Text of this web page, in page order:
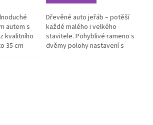
autem s
kvalitního
35 cm
klasický
Dřevěné auto jeřáb – potěší
každé malého i velkého
stavitele. Pohyblivé rameno s
dvěmy polohy nastavení s